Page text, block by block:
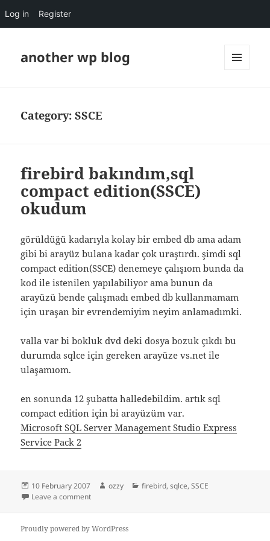
Log in Register
another wp blog
Category:SSCE
firebird bakındım,sql
compact edition(SSCE)
okudum
görüldüğü kadarıyla kolay bir embed db ama adam
gibi bi arayüz bulana kadar çok uraştırdı. şimdi sql
compact edition(SSCE) denemeye çalışıom bunda da
kod ile istenilen yapılabiliyor ama bunun da
arayüzü bende çalışmadı embed db kullanmamam
için uraşan bir evrendemiyim neyim anlamadımki.
valla var bi bokluk dvd deki dosya bozuk çıkdı bu
durumda sqlce için gereken arayüze vs.net ile
ulaşamıom.
en sonunda 12 şubatta halledebildim. artık sql
compact edition için bi arayüzüm var.
Microsoft SQL Server Management Studio Express
Service Pack 2
Posted
on
10 February 2007 Author
ozzy Categories
firebird,sqlce,SSCE
Leave a commenton firebird bakındım,sql compact edition(SSCE)
Proudly powered by WordPress